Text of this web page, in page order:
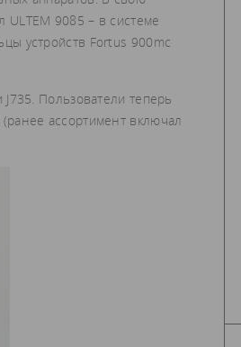
ULTEM 9085 – в системе
устройств Fortus 900mc
Пользователи теперь
ассортимент включал